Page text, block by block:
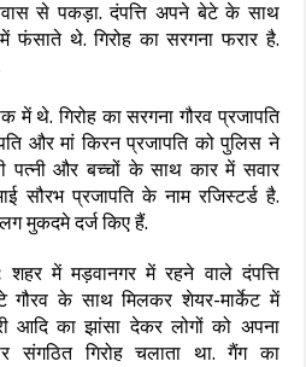
से पकड़ा. दंपत्ति अपने बेटे के साथ
फंसाते थे. गिरोह का सरगना फरार है.
में थे. गिरोह का सरगना गौरव प्रजापति
और मां किरन प्रजापति को पुलिस ने
पत्नी और बच्चों के साथ कार में सवार
सौरभ प्रजापति के नाम रजिस्टर्ड है.
मुकदमे दर्ज किए हैं.
:शहर में मड़वानगर में रहने वाले दंपत्ति
गौरव के साथ मिलकर शेयर-मार्केट में
आदि का झांसा देकर लोगों को अपना
संगठित गिरोह चलाता था. गैंग का